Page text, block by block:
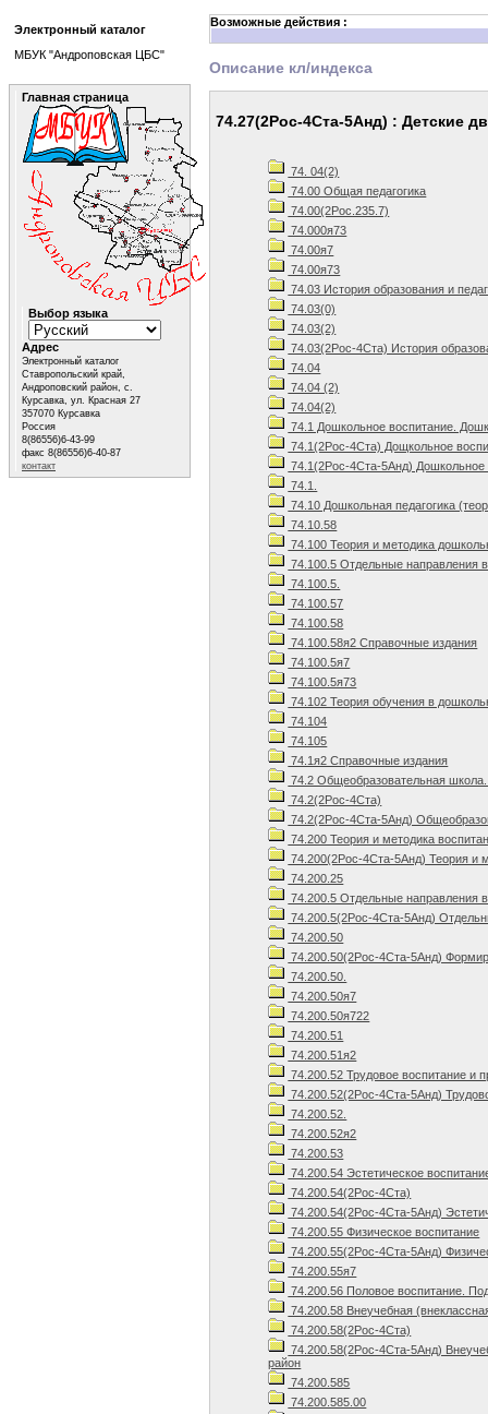
Возможные действия :
Описание кл/индекса
74.27(2Рос-4Ста-5Анд) : Детские
74. 04(2)
74.00 Общая педагогика
74.00(2Рос.235.7)
74.000я73
74.00я7
74.00я73
74.03 История образования и
74.03(0)
74.03(2)
74.03(2Рос-4Ста) История
74.04
74.04 (2)
74.04(2)
74.1 Дошкольное воспитание.
74.1(2Рос-4Ста) Дощкольное
74.1(2Рос-4Ста-5Анд) Дошкольное
74.1.
74.10 Дошкольная педагогика
74.10.58
74.100 Теория и методика
74.100.5 Отдельные направления
74.100.5.
74.100.57
74.100.58
74.100.58я2 Справочные издания
74.100.5я7
74.100.5я73
74.102 Теория обучения в
74.104
74.105
74.1я2 Справочные издания
74.2 Общеобразовательная
74.2(2Рос-4Ста)
74.2(2Рос-4Ста-5Анд)
74.200 Теория и методика
74.200(2Рос-4Ста-5Анд) Теория и
74.200.25
74.200.5 Отдельные направления
74.200.5(2Рос-4Ста-5Анд)
74.200.50
74.200.50(2Рос-4Ста-5Анд)
74.200.50.
74.200.50я7
74.200.50я722
74.200.51
74.200.51я2
74.200.52 Трудовое воспитание и
74.200.52(2Рос-4Ста-5Анд)
74.200.52.
74.200.52я2
74.200.53
74.200.54 Эстетическое
74.200.54(2Рос-4Ста)
74.200.54(2Рос-4Ста-5Анд)
74.200.55 Физическое воспитание
74.200.55(2Рос-4Ста-5Анд)
74.200.55я7
74.200.56 Половое воспитание.
74.200.58 Внеучебная
74.200.58(2Рос-4Ста)
74.200.58(2Рос-4Ста-5Анд)
район
74.200.585
74.200.585.00
Электронный каталог
МБУК "Андроповская ЦБС"
Главная страница
Выбор языка
Адрес
Электронный каталог
Ставропольский край,
Андроповский район, с.
Курсавка, ул. Красная 27
357070 Курсавка
Россия
8(86556)6-43-99
факс 8(86556)6-40-87
контакт